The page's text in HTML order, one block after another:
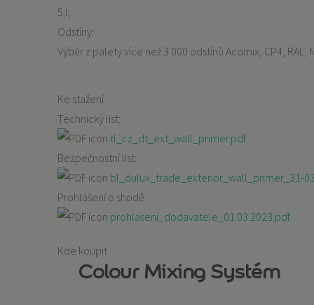
5 l
Odstíny:
Výběr z palety více než 3 000 odstínů Acomix, CP4, RAL,
Ke stažení
Technický list:
tl_cz_dt_ext_wall_primer.pdf
Bezpečnostní list:
bl_dulux_trade_exterior_wall_primer_31-
Prohlášení o shodě:
prohlaseni_dodavatele_01.03.2023.pdf
Kde koupit
Colour Mixing Systém